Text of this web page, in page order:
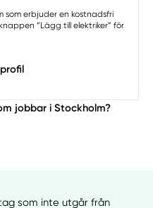
som erbjuder en kostnadsfri
“Lägg till elektriker” för
jobbar i Stockholm?
som inte utgår från